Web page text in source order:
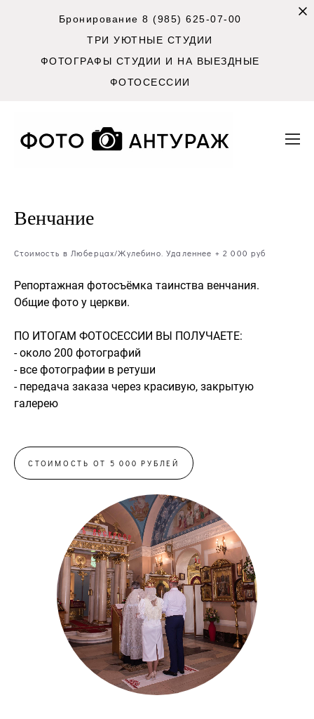
Бронирование 8 (985) 625-07-00
ТРИ УЮТНЫЕ СТУДИИ
ФОТОГРАФЫ СТУДИИ И НА ВЫЕЗДНЫЕ
ФОТОСЕССИИ
Венчание
Стоимость в Люберцах/Жулебино. Удаленнее + 2 000 руб
Репортажная фотосъёмка таинства венчания.
Общие фото у церкви.
ПО ИТОГАМ ФОТОСЕССИИ ВЫ ПОЛУЧАЕТЕ:
- около 200 фотографий
- все фотографии в ретуши
- передача заказа через красивую, закрытую
галерею
СТОИМОСТЬ ОТ 5 000 РУБЛЕЙ